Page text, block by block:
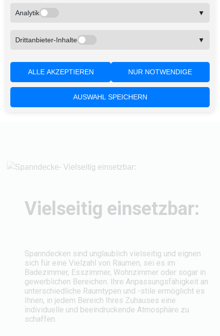
nahezu schmutzfreie Installation. Sie müssen keine
Staub und Schmutz machen. Die Montage erfolgt
sauber und effizient, sodass Ihr Raum während des
die Renovierung stressfrei und unkompliziert.
Vielseitig einsetzbar:
Spanndecken sind unglaublich vielseitig und eignen
sich für eine Vielzahl von Räumen, sei es im
Badezimmer, Esszimmer, Wohnzimmer oder sogar in
gewerblichen Bereichen. Ihre Anpassungsfähigkeit an
unterschiedliche Raumtypen und -stile ermöglicht es
Ihnen, in jedem Bereich Ihres Zuhauses eine
individuelle und beeindruckende Atmosphäre zu
schaffen.
Analytik ▼
Drittanbieter-Inhalte ▼
ALLE AKZEPTIEREN NUR NOTWENDIGE
AUSWAHL SPEICHERN